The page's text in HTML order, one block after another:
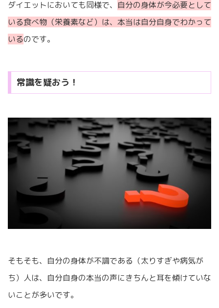
ダイエットにおいても同様で、 自分の身体が今必要として
いる食べ物（栄養素など）は、本当は自分自身でわかって
いるのです。
常識を疑おう！
そもそも、自分の身体が不調である（太りすぎや病気が
ち）人は、自分自身の本当の声にきちんと耳を傾けていな
いことが多いです。